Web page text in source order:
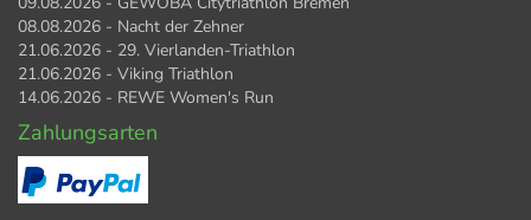
08.08.2026 - Nacht der Zehner
21.06.2026 - 29. Vierlanden-Triathlon
21.06.2026 - Viking Triathlon
14.06.2026 - REWE Women's Run
Zahlungsarten